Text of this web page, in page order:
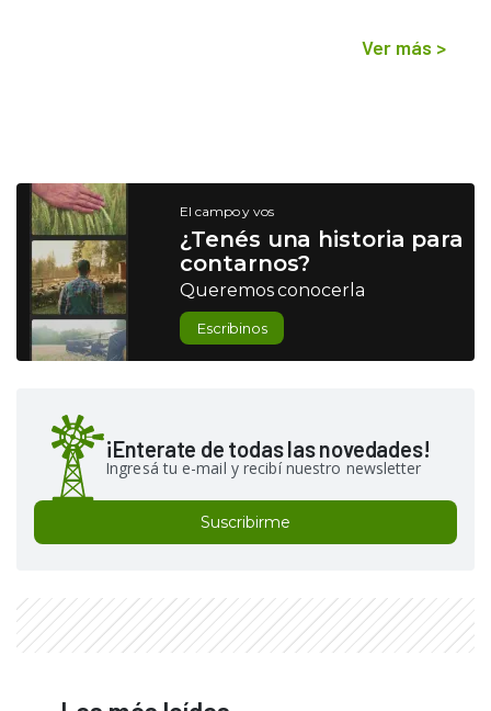
Ver más >
El campo y vos
¿Tenés una historia para
contarnos?
Queremos conocerla
Escribinos
¡Enterate de todas las novedades!
Ingresá tu e-mail y recibí nuestro newsletter
Suscribirme